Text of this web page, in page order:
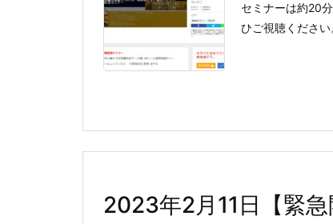
セミナーは約20
ひご視聴ください
2023年2月11日【緊